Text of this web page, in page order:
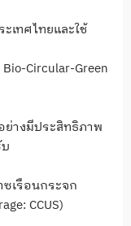
เทศไทยและใช้
Circular-Green
ย่างมีประสิทธิภาพ
เรือนกระจก
CCUS)